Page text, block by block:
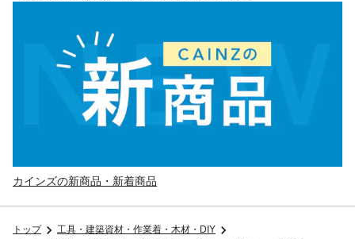
カインズの新商品・新着商品
トップ
工具・建築資材・作業着・木材・DIY